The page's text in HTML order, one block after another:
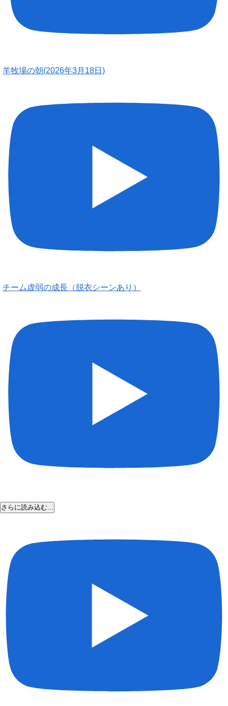
羊牧場の朝(2026年3月18日)
チーム虚弱の成長（脱衣シーンあり）
さらに読み込む...